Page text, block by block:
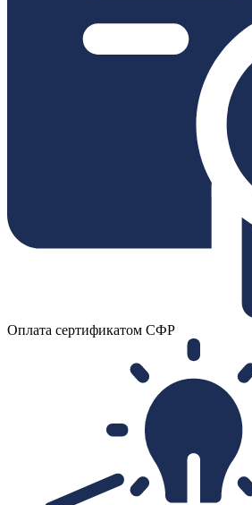
Оплата сертификатом СФР